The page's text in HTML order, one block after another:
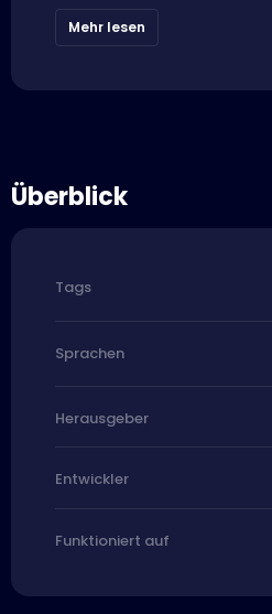
Mehr lesen
Überblick
Tags
Sprachen
Herausgeber
Entwickler
Funktioniert auf